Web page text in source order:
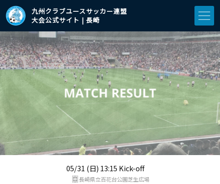
九州クラブユースサッカー連盟
大会公式サイト | 長崎
05/31 (日) 13:15 Kick-off
長崎県立百花台公園芝生広場